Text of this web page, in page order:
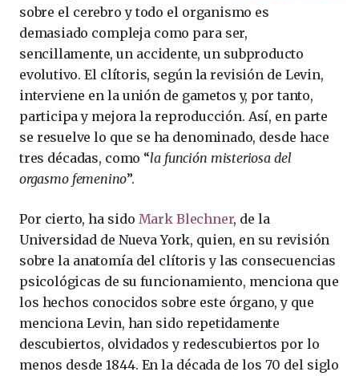
sobre el cerebro y todo el organismo es
demasiado compleja como para ser,
sencillamente, un accidente, un subproducto
evolutivo. El clítoris, según la revisión de Levin,
interviene en la unión de gametos y, por tanto,
participa y mejora la reproducción. Así, en parte
se resuelve lo que se ha denominado, desde hace
tres décadas, como “la función misteriosa del
orgasmo femenino”.
Por cierto, ha sido Mark Blechner, de la
Universidad de Nueva York, quien, en su revisión
sobre la anatomía del clítoris y las consecuencias
psicológicas de su funcionamiento, menciona que
los hechos conocidos sobre este órgano, y que
menciona Levin, han sido repetidamente
descubiertos, olvidados y redescubiertos por lo
menos desde 1844. En la década de los 70 del siglo